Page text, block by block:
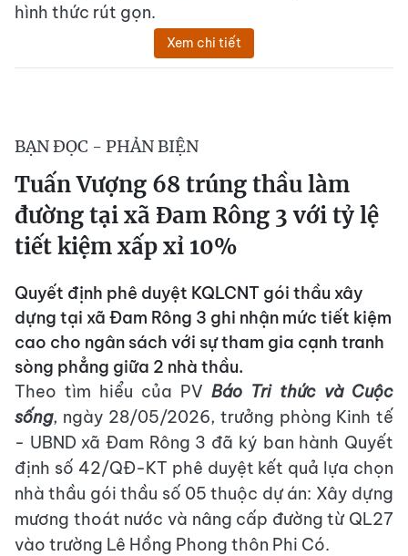
hình thức rút gọn.
Xem chi tiết
BẠN ĐỌC - PHẢN BIỆN
Tuấn Vượng 68 trúng thầu làm
đường tại xã Đam Rông 3 với tỷ lệ
tiết kiệm xấp xỉ 10%
Quyết định phê duyệt KQLCNT gói thầu xây
dựng tại xã Đam Rông 3 ghi nhận mức tiết kiệm
cao cho ngân sách với sự tham gia cạnh tranh
sòng phẳng giữa 2 nhà thầu.
Theo tìm hiểu của PV Báo Tri thức và Cuộc
sống, ngày 28/05/2026, trưởng phòng Kinh tế
- UBND xã Đam Rông 3 đã ký ban hành Quyết
định số 42/QĐ-KT phê duyệt kết quả lựa chọn
nhà thầu gói thầu số 05 thuộc dự án: Xây dựng
mương thoát nước và nâng cấp đường từ QL27
vào trường Lê Hồng Phong thôn Phi Có.